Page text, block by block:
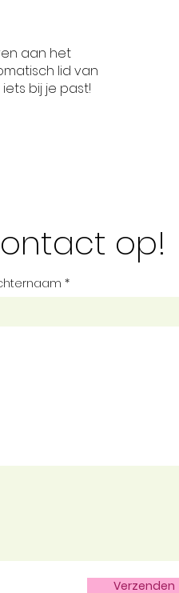
aan het
lid van
bij je past!
op!
Verzenden